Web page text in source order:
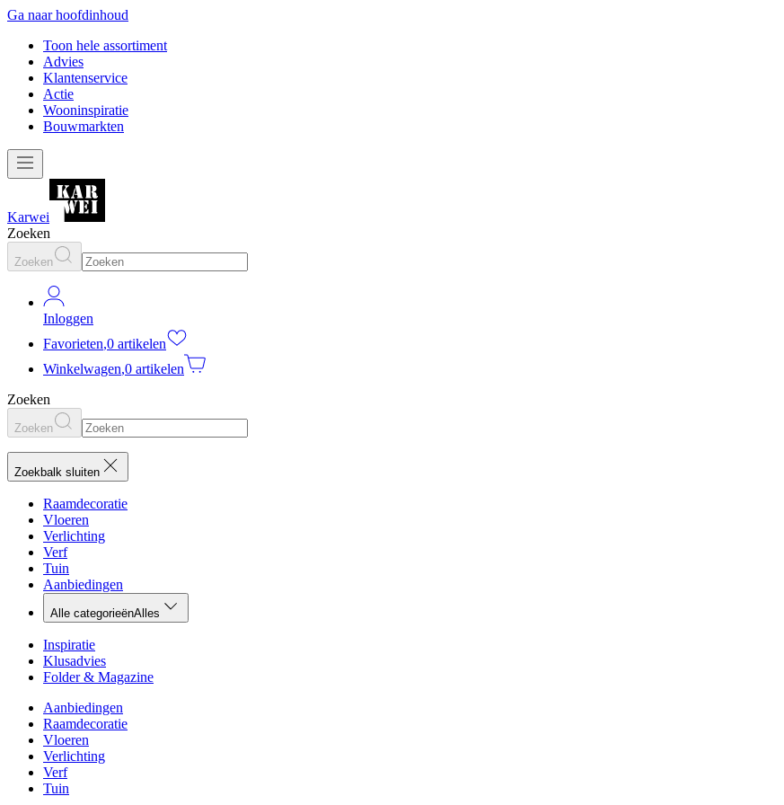
Ga naar hoofdinhoud
Toon hele assortiment
Advies
Klantenservice
Actie
Wooninspiratie
Bouwmarkten
Karwei
Zoeken
Zoeken
Inloggen
Favorieten,0 artikelen
Winkelwagen,0 artikelen
Zoeken
Zoeken
Zoekbalk sluiten
Raamdecoratie
Vloeren
Verlichting
Verf
Tuin
Aanbiedingen
Alle categorieënAlles
Inspiratie
Klusadvies
Folder & Magazine
Aanbiedingen
Raamdecoratie
Vloeren
Verlichting
Verf
Tuin